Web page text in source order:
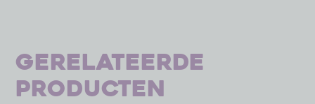
Gerelateerde
producten